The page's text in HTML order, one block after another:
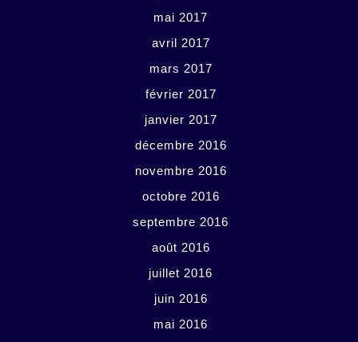
mai 2017
avril 2017
mars 2017
février 2017
janvier 2017
décembre 2016
novembre 2016
octobre 2016
septembre 2016
août 2016
juillet 2016
juin 2016
mai 2016